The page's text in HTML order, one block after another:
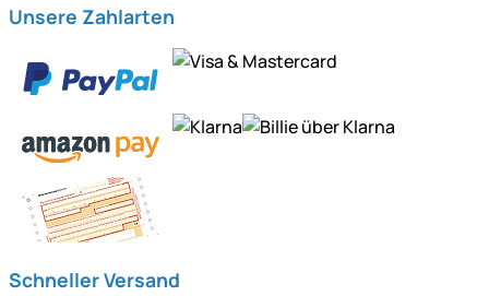
Unsere Zahlarten
Schneller Versand